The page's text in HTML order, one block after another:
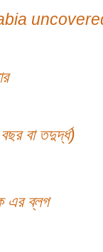
বা তদুর্দ্ধ)
এর ব্লগ